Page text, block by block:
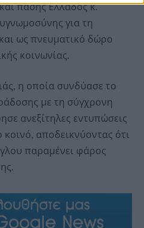
πάσης Ελλάδος κ.
για τη
ως πνευματικό δώρο
κοινωνίας.
η οποία συνδύασε το
με τη σύγχρονη
ανεξίτηλες εντυπώσεις
αποδεικνύοντας ότι
παραμένει φάρος